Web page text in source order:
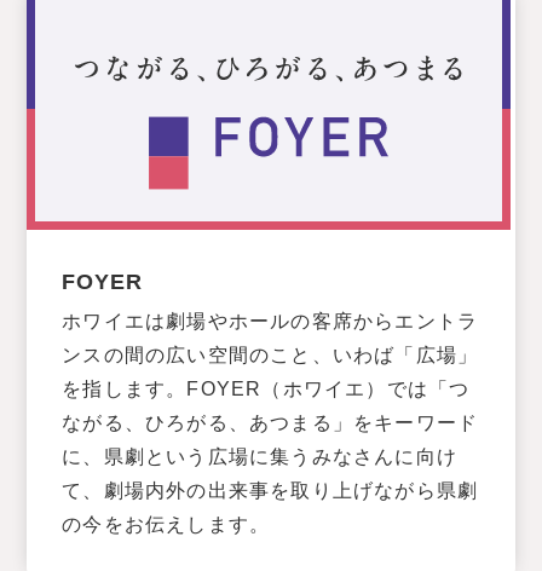
FOYER
ホワイエは劇場やホールの客席からエントラ
ンスの間の広い空間のこと、いわば「広場」
を指します。FOYER（ホワイエ）では「つ
ながる、ひろがる、あつまる」をキーワード
に、県劇という広場に集うみなさんに向け
て、劇場内外の出来事を取り上げながら県劇
の今をお伝えします。